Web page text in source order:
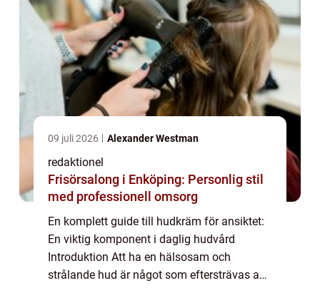
09 juli 2026 Alexander Westman
redaktionel
Frisörsalong i Enköping: Personlig stil
med professionell omsorg
En komplett guide till hudkräm för ansiktet:
En viktig komponent i daglig hudvård
Introduktion Att ha en hälsosam och
strålande hud är något som eftersträvas av